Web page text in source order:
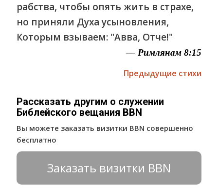
рабства, чтобы опять жить в страхе,
но приняли Духа усыновления,
Которым взываем: "Авва, Отче!"
— Римлянам 8:15
Предыдущие стихи
Рассказать другим о служении
Библейского вещания BBN
Вы можете заказать визитки BBN совершенно
бесплатно
Заказать визитки BBN